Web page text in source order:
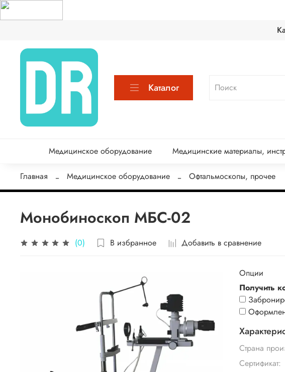
Каталог
Медицинское оборудование Медицинские материалы,
Главная Медицинское оборудование Офтальмоскопы, прочее
Монобиноскоп МБС-02
(0) В избранное Добавить в сравнение
Опции
Получить
Страна
Сертификат: